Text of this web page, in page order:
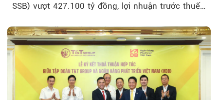
SSB) vượt 427.100 tỷ đồng, lợi nhuận trước thuế